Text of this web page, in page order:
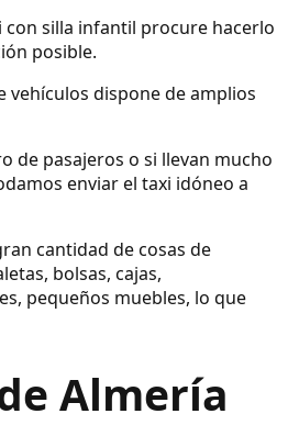
con silla infantil procure hacerlo
posible.
vehículos dispone de amplios
de pasajeros o si llevan mucho
enviar el taxi idóneo a
cantidad de cosas de
bolsas, cajas,
pequeños muebles, lo que
Almería